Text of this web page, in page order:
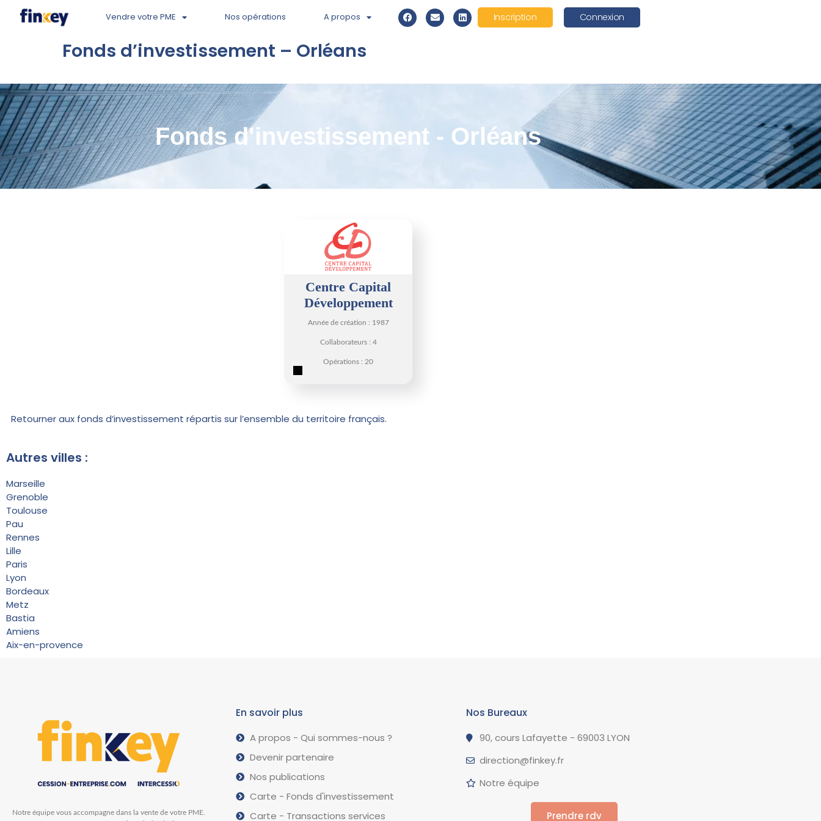
Vendre votre PME Nos opérations A propos Inscription Connexion
Fonds d’investissement – Orléans
Fonds d'investissement - Orléans
Centre Capital
Développement
Année de création : 1987
Collaborateurs : 4
Opérations : 20
Retourner aux fonds d’investissement répartis sur l’ensemble du territoire français.
Autres villes :
Marseille
Grenoble
Toulouse
Pau
Rennes
Lille
Paris
Lyon
Bordeaux
Metz
Bastia
Amiens
Aix-en-provence
Notre équipe vous accompagne dans la vente de votre PME.
En savoir plus
A propos - Qui sommes-nous ?
Devenir partenaire
Nos publications
Carte - Fonds d'investissement
Carte - Transactions services
Nos Bureaux
90, cours Lafayette - 69003 LYON
direction@finkey.fr
Notre équipe
Prendre rdv